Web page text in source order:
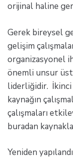
orijinal haline
Gerek bireysel
gelişim
organizasyonel
önemli unsur
liderliğidir. İkinci
kaynağın
çalışmaları
buradan
Yeniden